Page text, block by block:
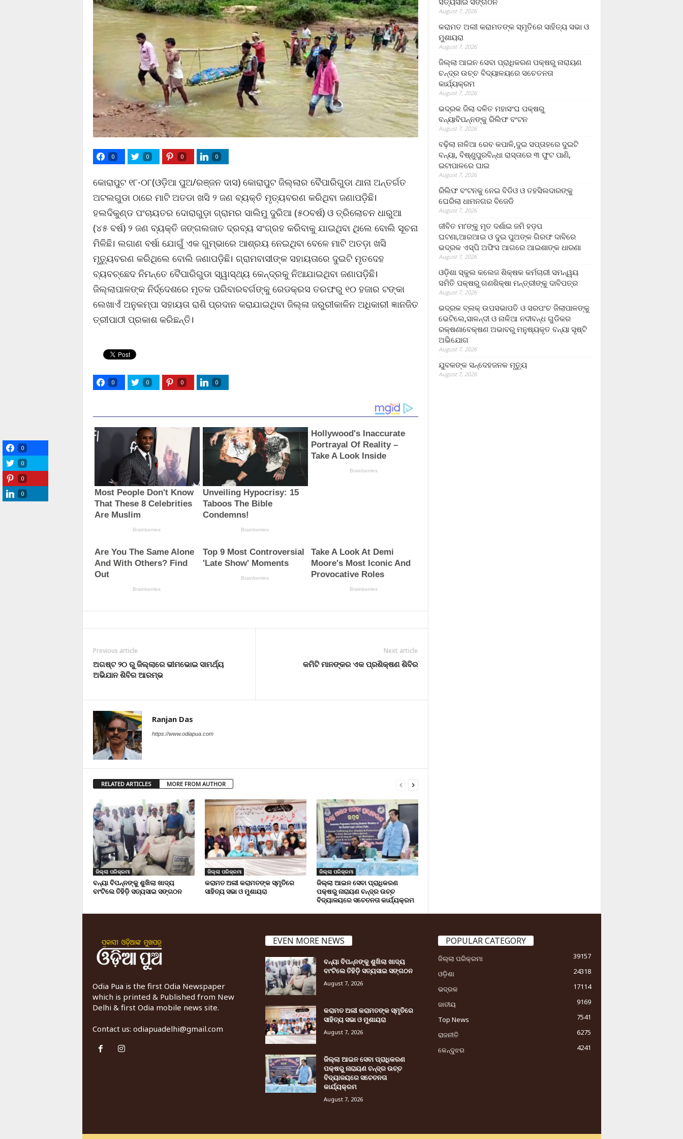
0 0 0 0
କୋରାପୁଟ ୧୮-୦୮(ଓଡ଼ିଆ ପୁଅ/ରଞ୍ଜନ ଦାସ) କୋରାପୁଟ ଜିଲ୍ଲାର ବୈପାରିଗୁଡା ଥାନା ଅନ୍ତର୍ଗତ
ଅଟଲଗୁଡା ଠାରେ ମାଟି ଅତଡା ଖସି ୨ ଜଣ ବ୍ୟକ୍ତି ମୃତ୍ୟବରଣ କରିଥିବା ଜଣାପଡ଼ିଛି।
ହଲଦିକୁଣ୍ଡ ପଂଚାୟତର ଦୋରାଗୁଡ଼ା ଗ୍ରାମର ସାଲିମୁ ଦୁରିଆ (୫୦ବର୍ଷ) ଓ ତ୍ରିଲୋଚନ ଧାରୁଆ
(୪୫ ବର୍ଷ) ୨ ଜଣ ବ୍ୟକ୍ତି ଜଙ୍ଗଲଜାତ ଦ୍ରବ୍ୟ ସଂଗ୍ରହ କରିବାକୁ ଯାଇଥିବା ଥିଲେ ବୋଲି ସୂଚନା
ମିଳିଛି। ଲଗାଣ ବର୍ଷା ଯୋଗୁଁ ଏକ ଗୁମ୍ଭାରେ ଆଶ୍ରୟ ନେଇଥିବା ବେଳେ ମାଟି ଅତଡ଼ା ଖସି
ମୃତ୍ୟୁବରଣ କରିଥିଲେ ବୋଲି ଜଣାପଡ଼ିଛି। ଗ୍ରାମବାସୀଙ୍କ ସହାୟତାରେ ଦୁଇଟି ମୃତଦେହ
ବ୍ୟବଚ୍ଛେଦ ନିମନ୍ତେ ବୈପାରିଗୁଡା ସ୍ୱାସ୍ଥ୍ୟ କେନ୍ଦ୍ରକୁ ନିଆଯାଇଥିବା ଜଣାପଡ଼ିଛି।
ଜିଲ୍ଲାପାଳଙ୍କ ନିର୍ଦ୍ଦେଶରେ ମୃତକ ପରିବାରବର୍ଗଙ୍କୁ ରେଡକ୍ରସ ତରଫରୁ ୧୦ ହଜାର ଟଙ୍କା
ଲେଖାଏଁ ଅନୁକମ୍ପା ସହାୟତା ରାଶି ପ୍ରଦାନ କରାଯାଇଥିବା ଜିଲ୍ଳା ଜରୁରୀକାଳିନ ଅଧିକାରୀ ଜ୍ଞାନଜିତ
ତ୍ରୀପାଠୀ ପ୍ରକାଶ କରିଛନ୍ତି।
0 0 0 0
Previous article
ଅଗଷ୍ଟ ୨୦ ରୁ ଜିଲ୍ଲାରେ ଭୀମଭୋଇ ସାମର୍ଥ୍ୟ
ଅଭିଯାନ ଶିବିର ଆରମ୍ଭ
Next article
କମିଟି ମାନଙ୍କର ଏକ ପ୍ରଶିକ୍ଷଣ ଶିବିର
Ranjan Das
https://www.odiapua.com
RELATED ARTICLES MORE FROM AUTHOR
ଜିଲ୍ଲା ପରିକ୍ରମା
ବନ୍ୟା ବିପନ୍ନଙ୍କୁ ଶୁଖିଲା ଖାଦ୍ୟ
ବାଂଟିଲେ ତିହିଡି଼ ସତ୍ୟସାଇ ସଙ୍ଗଠନ
ଜିଲ୍ଲା ପରିକ୍ରମା
କରାମତ ଅଲୀ କରାମତଙ୍କ ସ୍ମୃତିରେ
ସାହିତ୍ୟ ସଭା ଓ ମୁଶାୟରା
ଜିଲ୍ଲା ପରିକ୍ରମା
ଜିଲ୍ଲା ଆଇନ ସେବା ପ୍ରାଧିକରଣ
ପକ୍ଷରୁ ନାରାୟଣ ଚନ୍ଦ୍ର ଉଚ୍ଚ
ବିଦ୍ୟାଳୟରେ ସଚେତନତା କାର୍ଯ୍ୟକ୍ରମ
August 7, 2026
କରାମତ ଅଲୀ କରାମତଙ୍କ ସ୍ମୃତିରେ ସାହିତ୍ୟ ସଭା ଓ
ମୁଶାୟରା
August 7, 2026
ଜିଲ୍ଲା ଆଇନ ସେବା ପ୍ରାଧିକରଣ ପକ୍ଷରୁ ନାରାୟଣ
ଚନ୍ଦ୍ର ଉଚ୍ଚ ବିଦ୍ୟାଳୟରେ ସଚେତନତା
କାର୍ଯ୍ୟକ୍ରମ
August 7, 2026
ଭଦ୍ରକ ଜିଲା ଦଳିତ ମହାସଂଘ ପକ୍ଷରୁ
ବନ୍ୟାବିପନ୍ନଙ୍କୁ ରିଲିଫ ବଂଟନ
August 7, 2026
ବଢ଼ିଲା ନାଳିଆ ରେବ କପାଳି,ଦୁଇ ସପ୍ତାହରେ ଦୁଇଟି
ବନ୍ୟା, ବିଷ୍ଣୁପୁରବିନ୍ଧା ରାସ୍ତାରେ ୩ ଫୁଟ ପାଣି,
ଇଟାପାଳରେ ଘାଇ
August 7, 2026
ରିଲିଫ ବଂଟନକୁ ନେଇ ବିଡିଓ ଓ ତହସିଲଦାରଙ୍କୁ
ଘେରିଲା ଧାମନଗର ବିଜେଡି
August 7, 2026
ଜୀବିତ ମା’ଙ୍କୁ ମୃତ ଦର୍ଶାଇ ଜମି ହଡ଼ପ
ଘଟଣା,ଆରଆଇ ଓ ଦୁଇ ପୁଅଙ୍କ ଗିରଫ ଦାବିରେ
ଭଦ୍ରକ ଏସ୍‌ପି ଅଫିସ ଆଗରେ ଆଇଶାଙ୍କ ଧାରଣା
August 7, 2026
ଓଡ଼ିଶା ସ୍କୁଲ କଲେଜ ଶିକ୍ଷକ କର୍ମଚାରୀ ସମନ୍ୱୟ
ସମିତି ପକ୍ଷରୁ ଗଣଶିକ୍ଷା ମନ୍ତ୍ରୀଙ୍କୁ ଦାବିପତ୍ର
August 7, 2026
ଭଦ୍ରକ ବ୍ଲକ୍ ଉପସଭାପତି ଓ ସରପଂଚ ଜିଲାପାଳଙ୍କୁ
ଭେଟିଲେ,ସାଳନ୍ଦୀ ଓ ନାଳିଆ ନଦୀବନ୍ଧ ଗୁଡିକର
ରକ୍ଷଣାବେକ୍ଷଣ ଅଭାବରୁ ମନୁଷ୍ୟକୃତ ବନ୍ୟା ସୃଷ୍ଟି
ଅଭିଯୋଗ
August 7, 2026
ଯୁବକଙ୍କ ସନ୍ଦେହଜନକ ମୃତ୍ୟୁ
August 7, 2026
Odia Pua is the first Odia Newspaper
which is printed & Published from New
Delhi & first Odia mobile news site.
Contact us: odiapuadelhi@gmail.com
EVEN MORE NEWS
ବନ୍ୟା ବିପନ୍ନଙ୍କୁ ଶୁଖିଲା ଖାଦ୍ୟ
ବାଂଟିଲେ ତିହିଡି଼ ସତ୍ୟସାଇ ସଙ୍ଗଠନ
August 7, 2026
କରାମତ ଅଲୀ କରାମତଙ୍କ ସ୍ମୃତିରେ
ସାହିତ୍ୟ ସଭା ଓ ମୁଶାୟରା
August 7, 2026
ଜିଲ୍ଲା ଆଇନ ସେବା ପ୍ରାଧିକରଣ
ପକ୍ଷରୁ ନାରାୟଣ ଚନ୍ଦ୍ର ଉଚ୍ଚ
ବିଦ୍ୟାଳୟରେ ସଚେତନତା
କାର୍ଯ୍ୟକ୍ରମ
August 7, 2026
POPULAR CATEGORY
ଜିଲ୍ଲା ପରିକ୍ରମା
39157
ଓଡ଼ିଶା
24318
ଭଦ୍ରକ
17114
ଜାତୀୟ
9169
Top News
7541
ରାଜନୀତି
6275
କେନ୍ଦୁଝର
4241
0
0
0
0